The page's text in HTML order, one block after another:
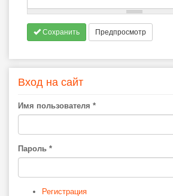
Сохранить Предпросмотр
Вход на сайт
Имя пользователя *
Пароль *
Регистрация